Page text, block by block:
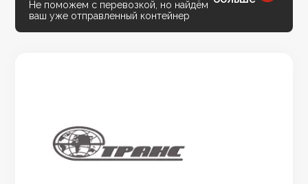
Не поможем с перевозкой, но найдём
ваш уже отправленный контейнер